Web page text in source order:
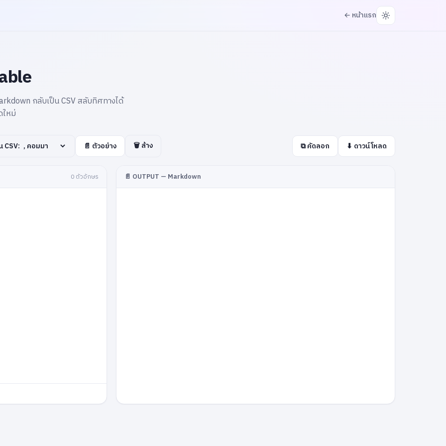
← หน้าแรก
กลับเป็น CSV สลับทิศทางได้
หม่
CSV: 📄 ตัวอย่าง 🗑 ล้าง ⧉ คัดลอก ⬇ ดาวน์โหลด
0 ตัวอักษร 📄 OUTPUT — Markdown